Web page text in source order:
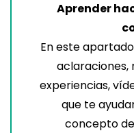
Aprender
En este
aclaraciones,
experiencias,
que te
concepto